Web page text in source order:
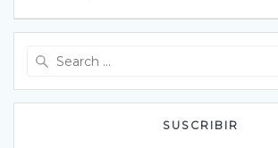
SUSCRIBIR